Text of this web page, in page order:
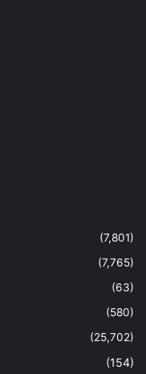
(7,801)
(7,765)
(63)
(580)
(25,702)
(154)